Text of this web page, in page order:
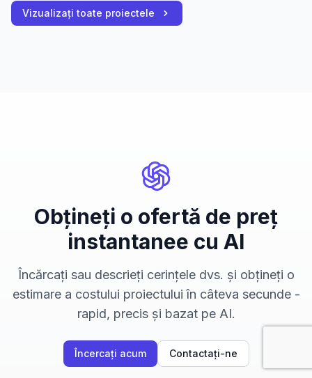
Vizualizați toate proiectele
Obțineți o ofertă de preț
instantanee cu AI
Încărcați sau descrieți cerințele dvs. și obțineți o
estimare a costului proiectului în câteva secunde -
rapid, precis și bazat pe AI.
Încercați acum Contactați-ne